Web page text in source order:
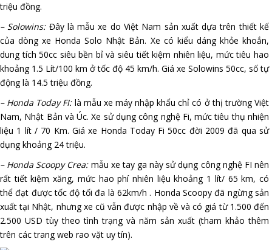
triệu đồng.
– Solowins:Đây là mẫu xe do Việt Nam sản xuất dựa trên thiết kế
của dòng xe Honda Solo Nhật Bản. Xe có kiểu dáng khỏe khoắn,
dung tích 50cc siêu bền bỉ và siêu tiết kiệm nhiên liệu, mức tiêu hao
khoảng 1.5 Lít/100 km ở tốc độ 45 km/h. Giá xe Solowins 50cc, số tự
động là 14.5 triệu đồng.
– Honda Today FI:là mẫu xe máy nhập khẩu chỉ có ở thị trường Việt
Nam, Nhật Bản và Úc. Xe sử dụng công nghệ Fi, mức tiêu thụ nhiện
liệu 1 lít / 70 Km. Giá xe Honda Today Fi 50cc đời 2009 đã qua sử
dụng khoảng 24 triệu.
– Honda Scoopy Crea:mẫu xe tay ga này sử dụng công nghệ FI nên
rất tiết kiệm xăng, mức hao phí nhiên liệu khoảng 1 lít/ 65 km, có
thể đạt được tốc độ tối đa là 62km/h . Honda Scoopy đã ngừng sản
xuất tại Nhật, nhưng xe cũ vẫn được nhập về và có giá từ 1.500 đến
2.500 USD tùy theo tình trạng và năm sản xuất (tham khảo thêm
trên các trang web rao vặt uy tín).